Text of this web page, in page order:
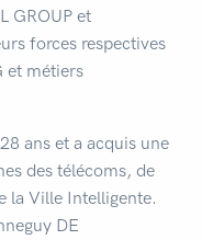
GROUP et
forces respectives
et métiers
ans et a acquis une
des télécoms, de
la Ville Intelligente.
DE